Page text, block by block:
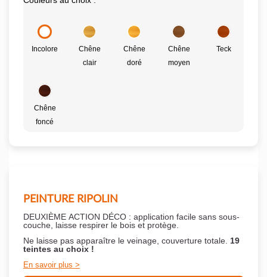
Incolore
Chêne
clair
Chêne
doré
Chêne
moyen
Teck
Chêne
foncé
PEINTURE RIPOLIN
DEUXIÈME ACTION DÉCO : application facile sans sous-
couche, laisse respirer le bois et protège.
Ne laisse pas apparaître le veinage, couverture totale. 19
teintes au choix !
En savoir plus